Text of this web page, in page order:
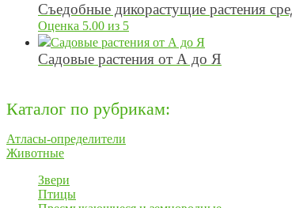
Съедобные дикорастущие растения
Оценка 5.00 из 5
Садовые растения от А до Я
Каталог по рубрикам:
Атласы-определители
Животные
Звери
Птицы